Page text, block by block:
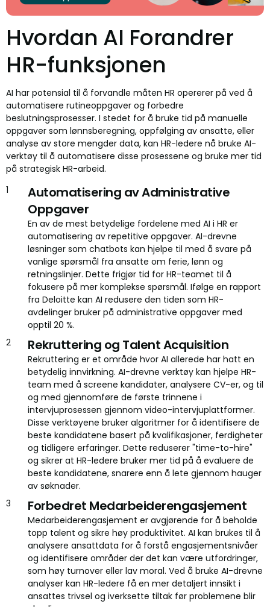
Hvordan AI Forandrer
HR-funksjonen
AI har potensial til å forvandle måten HR opererer på ved å
automatisere rutineoppgaver og forbedre
beslutningsprosesser. I stedet for å bruke tid på manuelle
oppgaver som lønnsberegning, oppfølging av ansatte, eller
analyse av store mengder data, kan HR-ledere nå bruke AI-
verktøy til å automatisere disse prosessene og bruke mer tid
på strategisk HR-arbeid.
Automatisering av Administrative
Oppgaver
En av de mest betydelige fordelene med AI i HR er
automatisering av repetitive oppgaver. AI-drevne
løsninger som chatbots kan hjelpe til med å svare på
vanlige spørsmål fra ansatte om ferie, lønn og
retningslinjer. Dette frigjør tid for HR-teamet til å
fokusere på mer komplekse spørsmål. Ifølge en rapport
fra Deloitte kan AI redusere den tiden som HR-
avdelinger bruker på administrative oppgaver med
opptil 20 %.
Rekruttering og Talent Acquisition
Rekruttering er et område hvor AI allerede har hatt en
betydelig innvirkning. AI-drevne verktøy kan hjelpe HR-
team med å screene kandidater, analysere CV-er, og til
og med gjennomføre de første trinnene i
intervjuprosessen gjennom video-intervjuplattformer.
Disse verktøyene bruker algoritmer for å identifisere de
beste kandidatene basert på kvalifikasjoner, ferdigheter
og tidligere erfaringer. Dette reduserer "time-to-hire"
og sikrer at HR-ledere bruker mer tid på å evaluere de
beste kandidatene, snarere enn å lete gjennom hauger
av søknader.
Forbedret Medarbeiderengasjement
Medarbeiderengasjement er avgjørende for å beholde
topp talent og sikre høy produktivitet. AI kan brukes til å
analysere ansattdata for å forstå engasjementsnivåer
og identifisere områder der det kan være utfordringer,
som høy turnover eller lav moral. Ved å bruke AI-drevne
analyser kan HR-ledere få en mer detaljert innsikt i
ansattes trivsel og iverksette tiltak før problemene blir